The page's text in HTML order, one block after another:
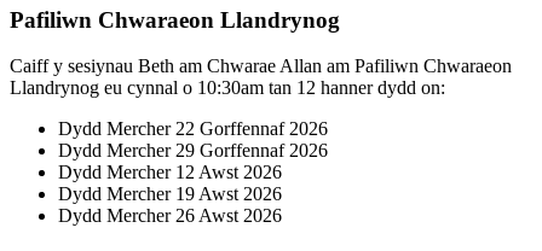
Pafiliwn Chwaraeon Llandrynog
Caiff y sesiynau Beth am Chwarae Allan am Pafiliwn Chwaraeon
Llandrynog eu cynnal o 10:30am tan 12 hanner dydd on:
Dydd Mercher 22 Gorffennaf 2026
Dydd Mercher 29 Gorffennaf 2026
Dydd Mercher 12 Awst 2026
Dydd Mercher 19 Awst 2026
Dydd Mercher 26 Awst 2026